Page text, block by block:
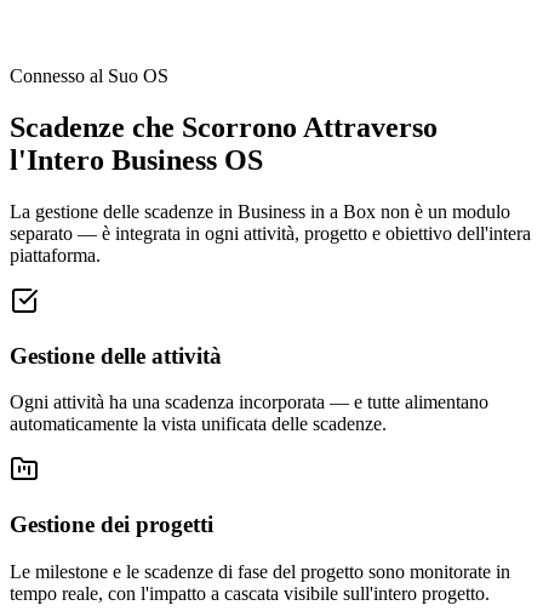
Connesso al Suo OS
Scadenze che Scorrono Attraverso
l'Intero Business OS
La gestione delle scadenze in Business in a Box non è un modulo
separato — è integrata in ogni attività, progetto e obiettivo dell'intera
piattaforma.
Gestione delle attività
Ogni attività ha una scadenza incorporata — e tutte alimentano
automaticamente la vista unificata delle scadenze.
Gestione dei progetti
Le milestone e le scadenze di fase del progetto sono monitorate in
tempo reale, con l'impatto a cascata visibile sull'intero progetto.